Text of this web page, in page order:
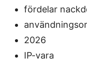
fördelar
2026
IP-vara